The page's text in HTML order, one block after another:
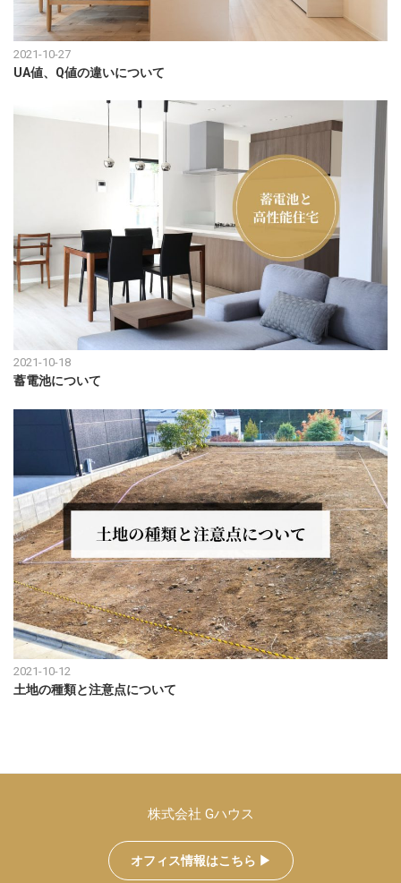
2021-10-27
UA値、Q値の違いについて
2021-10-18
蓄電池について
2021-10-12
土地の種類と注意点について
株式会社 Gハウス
オフィス情報はこちら ▶︎